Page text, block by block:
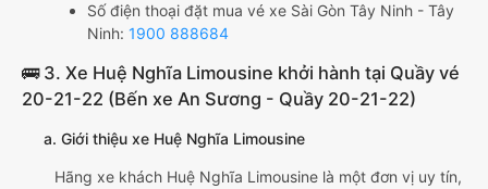
Số điện thoại đặt mua vé xe Sài Gòn Tây Ninh - Tây
Ninh: 1900 888684
🚌 3. Xe Huệ Nghĩa Limousine khởi hành tại Quầy vé
20-21-22 (Bến xe An Sương - Quầy 20-21-22)
a. Giới thiệu xe Huệ Nghĩa Limousine
Hãng xe khách Huệ Nghĩa Limousine là một đơn vị uy tín,